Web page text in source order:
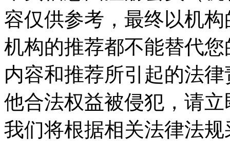
容仅供参考，最终以机
机构的推荐都不能替代
内容和推荐所引起的法
他合法权益被侵犯，请
我们将根据相关法律法